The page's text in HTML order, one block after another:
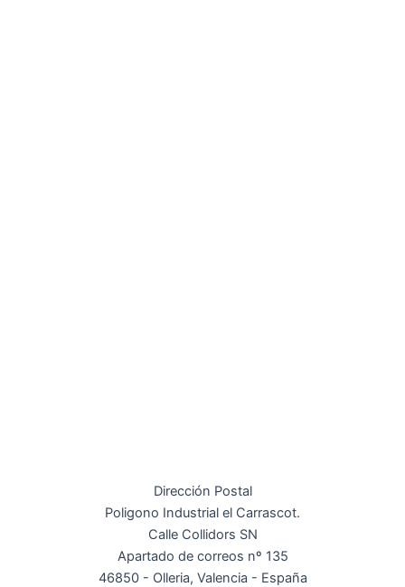
Dirección Postal
Poligono Industrial el Carrascot.
Calle Collidors SN
Apartado de correos nº 135
46850 - Olleria, Valencia - España